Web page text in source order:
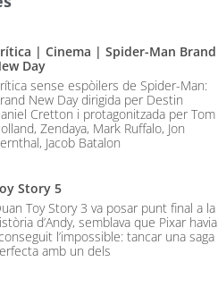
| Cinema | Spider-Man Brand
Day
sense espòilers de Spider-Man:
New Day dirigida per Destin
Cretton i protagonitzada per Tom
Zendaya, Mark Ruffalo, Jon
Jacob Batalon
Story 5
Toy Story 3 va posar punt final a la
d’Andy, semblava que Pixar havia
l’impossible: tancar una saga
amb un dels